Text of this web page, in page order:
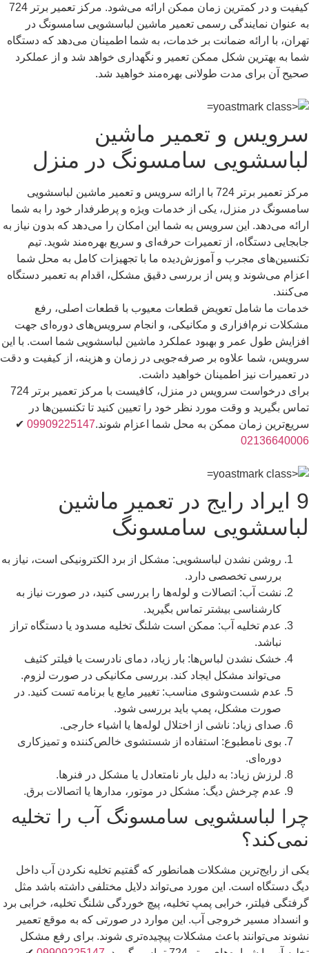
کیفیت و در کمترین زمان ممکن ارائه می‌شود. مرکز تعمیر برتر 724
به عنوان نمایندگی رسمی تعمیر ماشین لباسشویی سامسونگ در
تهران، با ارائه ضمانت بر خدمات، به شما اطمینان می‌دهد که دستگاه
شما به بهترین شکل ممکن تعمیر و نگهداری خواهد شد و از عملکرد
صحیح آن برای مدت طولانی بهره‌مند خواهید شد.
سرویس و تعمیر ماشین
لباسشویی سامسونگ در منزل
مرکز تعمیر برتر 724 با ارائه سرویس و تعمیر ماشین لباسشویی
سامسونگ در منزل، یکی از خدمات ویژه و پرطرفدار خود را به شما
ارائه می‌دهد. این سرویس به شما این امکان را می‌دهد که بدون نیاز به
جابجایی دستگاه، از تعمیرات حرفه‌ای و سریع بهره‌مند شوید. تیم
تکنسین‌های مجرب و آموزش‌دیده ما با تجهیزات کامل به محل شما
اعزام می‌شوند و پس از بررسی دقیق مشکل، اقدام به تعمیر دستگاه
می‌کنند.
خدمات ما شامل تعویض قطعات معیوب با قطعات اصلی، رفع
مشکلات نرم‌افزاری و مکانیکی، و انجام سرویس‌های دوره‌ای جهت
افزایش طول عمر و بهبود عملکرد ماشین لباسشویی شما است. با این
سرویس، شما علاوه بر صرفه‌جویی در زمان و هزینه، از کیفیت و دقت
در تعمیرات نیز اطمینان خواهید داشت.
برای درخواست سرویس در منزل، کافیست با مرکز تعمیر برتر 724
تماس بگیرید و وقت مورد نظر خود را تعیین کنید تا تکنسین‌ها در
سریع‌ترین زمان ممکن به محل شما اعزام شوند.09909225147
✔
02136640006
9 ایراد رایج در تعمیر ماشین
لباسشویی سامسونگ
روشن نشدن لباسشویی: مشکل از برد الکترونیکی است، نیاز به
بررسی تخصصی دارد.
نشت آب: اتصالات و لوله‌ها را بررسی کنید، در صورت نیاز به
کارشناسی بیشتر تماس بگیرید.
عدم تخلیه آب: ممکن است شلنگ تخلیه مسدود یا دستگاه تراز
نباشد.
خشک نشدن لباس‌ها: بار زیاد، دمای نادرست یا فیلتر کثیف
می‌تواند مشکل ایجاد کند. بررسی مکانیکی در صورت لزوم.
عدم شست‌وشوی مناسب: تغییر مایع یا برنامه تست کنید. در
صورت مشکل، پمپ باید بررسی شود.
صدای زیاد: ناشی از اختلال لوله‌ها یا اشیاء خارجی.
بوی نامطبوع: استفاده از شستشوی خالص‌کننده و تمیزکاری
دوره‌ای.
لرزش زیاد: به دلیل بار نامتعادل یا مشکل در فنرها.
عدم چرخش دیگ: مشکل در موتور، مدارها یا اتصالات برق.
چرا لباسشویی سامسونگ آب را تخلیه
نمی‌کند؟
یکی از رایج‌ترین مشکلات همانطور که گفتیم تخلیه نکردن آب داخل
دیگ دستگاه است. این مورد می‌تواند دلایل مختلفی داشته باشد مثل
گرفتگی فیلتر، خرابی پمپ تخلیه،‌ پیچ خوردگی شلنگ تخلیه، خرابی برد
و انسداد مسیر خروجی آب. این موارد در صورتی که به موقع تعمیر
نشوند می‌توانند باعث مشکلات پیچیده‌تری شوند. برای رفع مشکل